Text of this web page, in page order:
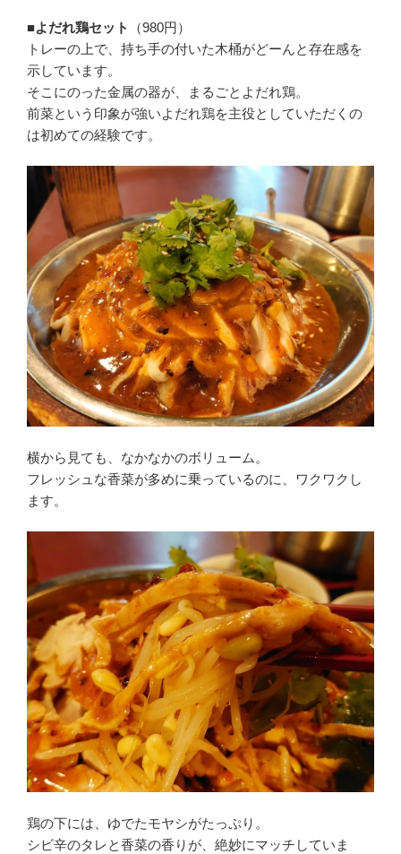
■よだれ鶏セット
（980円）
トレーの上で、持ち手の付いた木桶がどーんと存在感を
示しています。
そこにのった金属の器が、まるごとよだれ鶏。
前菜という印象が強いよだれ鶏を主役としていただくの
は初めての経験です。
横から見ても、なかなかのボリューム。
フレッシュな香菜が多めに乗っているのに、ワクワクし
ます。
鶏の下には、ゆでたモヤシがたっぷり。
シビ辛のタレと香菜の香りが、絶妙にマッチしていま